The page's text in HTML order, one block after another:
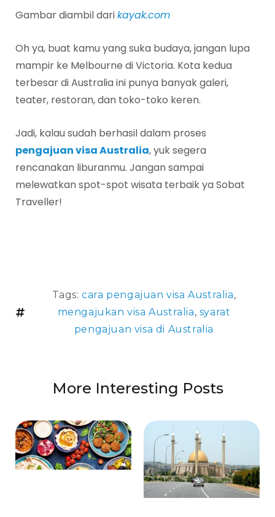
Gambar diambil darikayak.com
Oh ya, buat kamu yang suka budaya, jangan lupa
mampir ke Melbourne di Victoria. Kota kedua
terbesar di Australia ini punya banyak galeri,
teater, restoran, dan toko-toko keren.
Jadi, kalau sudah berhasil dalam proses
pengajuan visa Australia, yuk segera
rencanakan liburanmu. Jangan sampai
melewatkan spot-spot wisata terbaik ya Sobat
Traveller!
Tags:cara pengajuan visa Australia,
mengajukan visa Australia, syarat
pengajuan visa di Australia
More Interesting Posts